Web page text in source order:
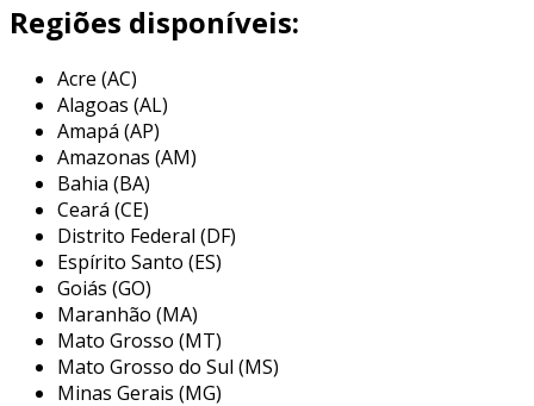
que a tornam uma escolha ideal para
qualidade nos cortes. entre essas
características, podemos destacar:
motor potente
robusto, a ah 320h garante cortes rápidos
e consistentes, mesmo em materiais mais
densos.
estrutura robusta
confere estabilidade durante o
funcionamento, reduzindo vibrações
indesejadas.
Regiões disponíveis:
Acre (AC)
Alagoas (AL)
Amapá (AP)
Amazonas (AM)
Bahia (BA)
Ceará (CE)
Distrito Federal (DF)
Espírito Santo (ES)
Goiás (GO)
Maranhão (MA)
Mato Grosso (MT)
Mato Grosso do Sul (MS)
Minas Gerais (MG)